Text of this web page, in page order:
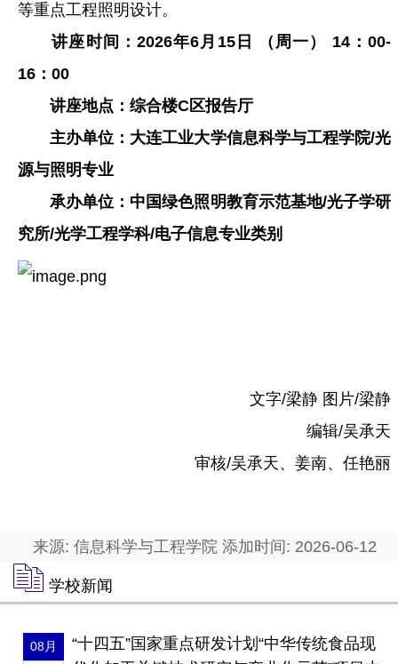
等重点工程照明设计。
讲座时间：2026年6月15日 （周一） 14：00-
16：00
讲座地点：综合楼C区报告厅
主办单位：大连工业大学信息科学与工程学院/光
源与照明专业
承办单位：中国绿色照明教育示范基地/光子学研
究所/光学工程学科/电子信息专业类别
文字/梁静 图片/梁静
编辑/吴承天
审核/吴承天、姜南、任艳丽
来源: 信息科学与工程学院 添加时间: 2026-06-12
学校新闻
08月 “十四五”国家重点研发计划“中华传统食品现